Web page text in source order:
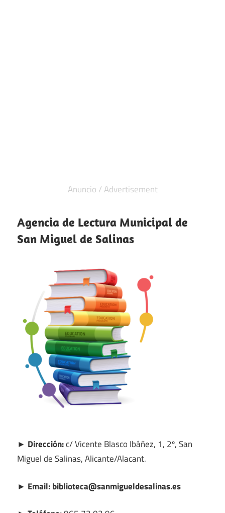
Agencia de Lectura Municipal de
San Miguel de Salinas
► Dirección:c/ Vicente Blasco Ibáñez, 1, 2º, San
Miguel de Salinas, Alicante/Alacant.
► Email: biblioteca@sanmigueldesalinas.es